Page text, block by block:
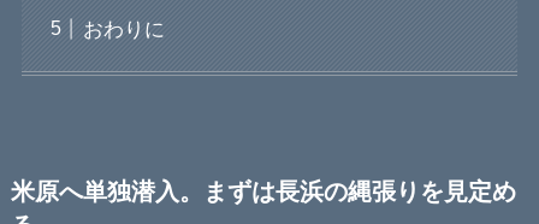
おわりに
米原へ単独潜入。まずは長浜の縄張りを見定め